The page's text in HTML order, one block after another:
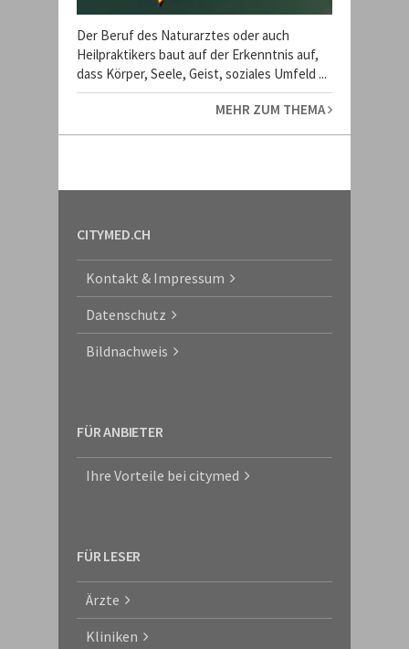
Der Beruf des Naturarztes oder auch
Heilpraktikers baut auf der Erkenntnis auf,
dass Körper, Seele, Geist, soziales Umfeld ...
MEHR ZUM THEMA
CITYMED.CH
Kontakt & Impressum
Datenschutz
Bildnachweis
FÜR ANBIETER
Ihre Vorteile bei citymed
FÜR LESER
Ärzte
Kliniken